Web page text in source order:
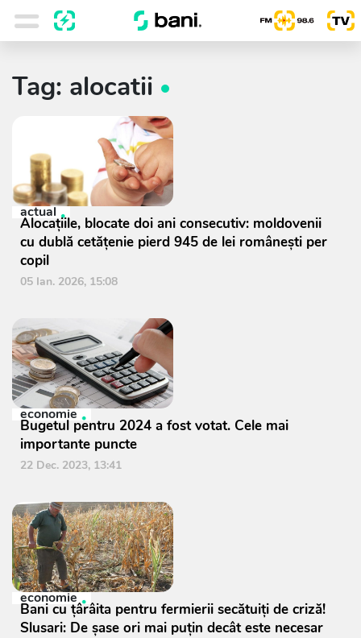
Tag: alocatii
actual
Alocațiile, blocate doi ani consecutiv: moldovenii
cu dublă cetățenie pierd 945 de lei românești per
copil
05 Ian. 2026, 15:08
economie
Bugetul pentru 2024 a fost votat. Cele mai
importante puncte
22 Dec. 2023, 13:41
economie
Bani cu țârâita pentru fermierii secătuiți de criză!
Slusari: De șase ori mai puțin decât este necesar